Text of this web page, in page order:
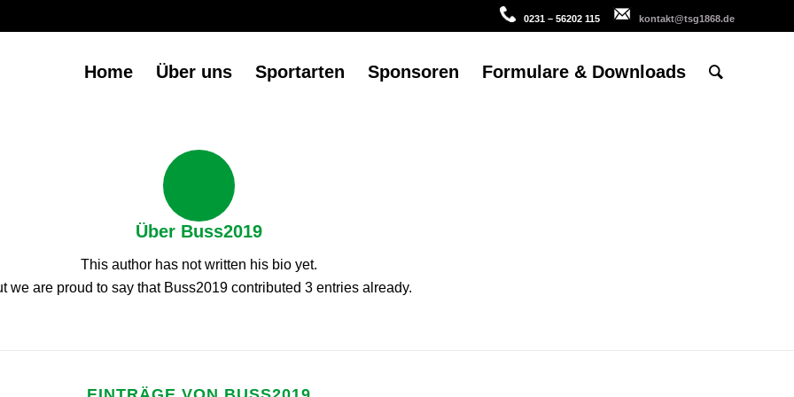
0231 – 56202 115 kontakt@tsg1868.de
Home Über uns Sportarten Sponsoren Formulare & Downloads
Über Buss2019
This author has not written his bio yet.
we are proud to say that Buss2019contributed 3 entries already.